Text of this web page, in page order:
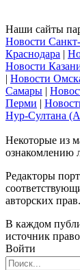
Наши сайты
Новости
Краснодара |
Новости
| Новости
Самары |
Перми |
Нур-Султана
Некоторые из
ознакомлению
Редакторы
авторских прав.
В каждом
источник
Войти